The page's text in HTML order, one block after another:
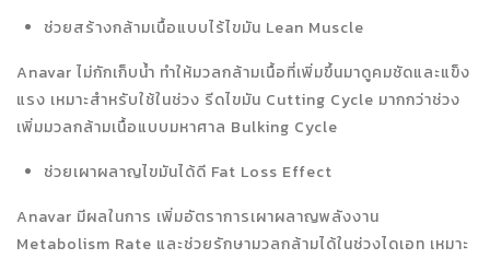
ช่วยสร้างกล้ามเนื้อแบบไร้ไขมัน Lean Muscle
Anavar ไม่กักเก็บน้ำ ทำให้มวลกล้ามเนื้อที่เพิ่มขึ้นมาดูคมชัดและแข็ง
แรง เหมาะสำหรับใช้ในช่วง รีดไขมัน Cutting Cycle มากกว่าช่วง
เพิ่มมวลกล้ามเนื้อแบบมหาศาล Bulking Cycle
ช่วยเผาผลาญไขมันได้ดี Fat Loss Effect
Anavar มีผลในการ เพิ่มอัตราการเผาผลาญพลังงาน
Metabolism Rate และช่วยรักษามวลกล้ามได้ในช่วงไดเอท เหมาะ